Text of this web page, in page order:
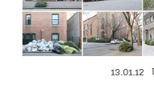
13.01.12